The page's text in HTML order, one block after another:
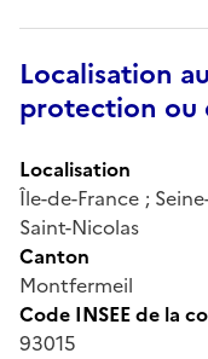
Localisation
protection ou
Localisation
Île-de-France ;
Saint-Nicolas
Canton
Montfermeil
Code INSEE de la
93015